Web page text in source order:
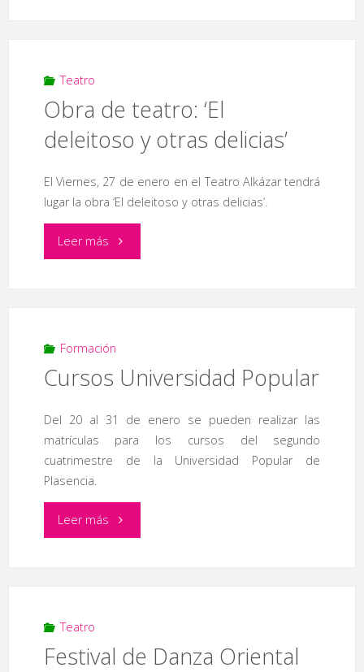
Teatro
Obra de teatro: ‘El
deleitoso y otras delicias’
El Viernes, 27 de enero en el Teatro Alkázar tendrá
lugar la obra ‘El deleitoso y otras delicias’.
Leer más"Obra
‘El
deleitoso
y
otras
Formación
Cursos Universidad Popular
Del 20 al 31 de enero se pueden realizar las
matrículas para los cursos del segundo
cuatrimestre de la Universidad Popular de
Plasencia.
Leer más"Cursos
Teatro
Festival de Danza Oriental